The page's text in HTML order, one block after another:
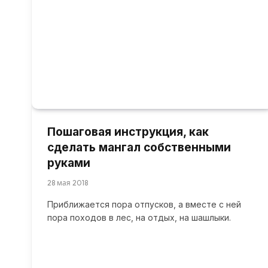
Пошаговая инструкция, как
сделать мангал собственными
руками
28 мая 2018
Приближается пора отпусков, а вместе с ней
пора походов в лес, на отдых, на шашлыки.